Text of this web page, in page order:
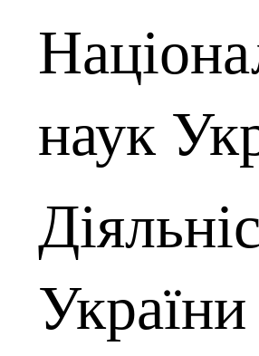
наук
України